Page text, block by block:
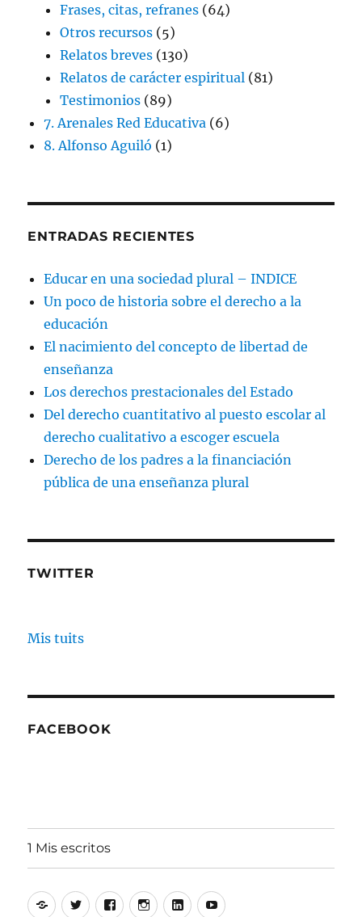
Frases, citas, refranes (64)
Otros recursos (5)
Relatos breves (130)
Relatos de carácter espiritual (81)
Testimonios (89)
7. Arenales Red Educativa (6)
8. Alfonso Aguiló (1)
ENTRADAS RECIENTES
Educar en una sociedad plural – INDICE
Un poco de historia sobre el derecho a la
educación
El nacimiento del concepto de libertad de
enseñanza
Los derechos prestacionales del Estado
Del derecho cuantitativo al puesto escolar al
derecho cualitativo a escoger escuela
Derecho de los padres a la financiación
pública de una enseñanza plural
TWITTER
Mis tuits
FACEBOOK
1 Mis escritos
AlfonsoTwitterFacebookInstagram
LinkedinYoutube